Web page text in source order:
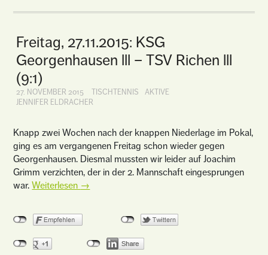
Freitag, 27.11.2015: KSG
Georgenhausen lll – TSV Richen lll
(9:1)
27. NOVEMBER 2015 TISCHTENNIS
AKTIVE
JENNIFER ELDRACHER
Knapp zwei Wochen nach der knappen Niederlage im Pokal,
ging es am vergangenen Freitag schon wieder gegen
Georgenhausen. Diesmal mussten wir leider auf Joachim
Grimm verzichten, der in der 2. Mannschaft eingesprungen
war.Weiterlesen →